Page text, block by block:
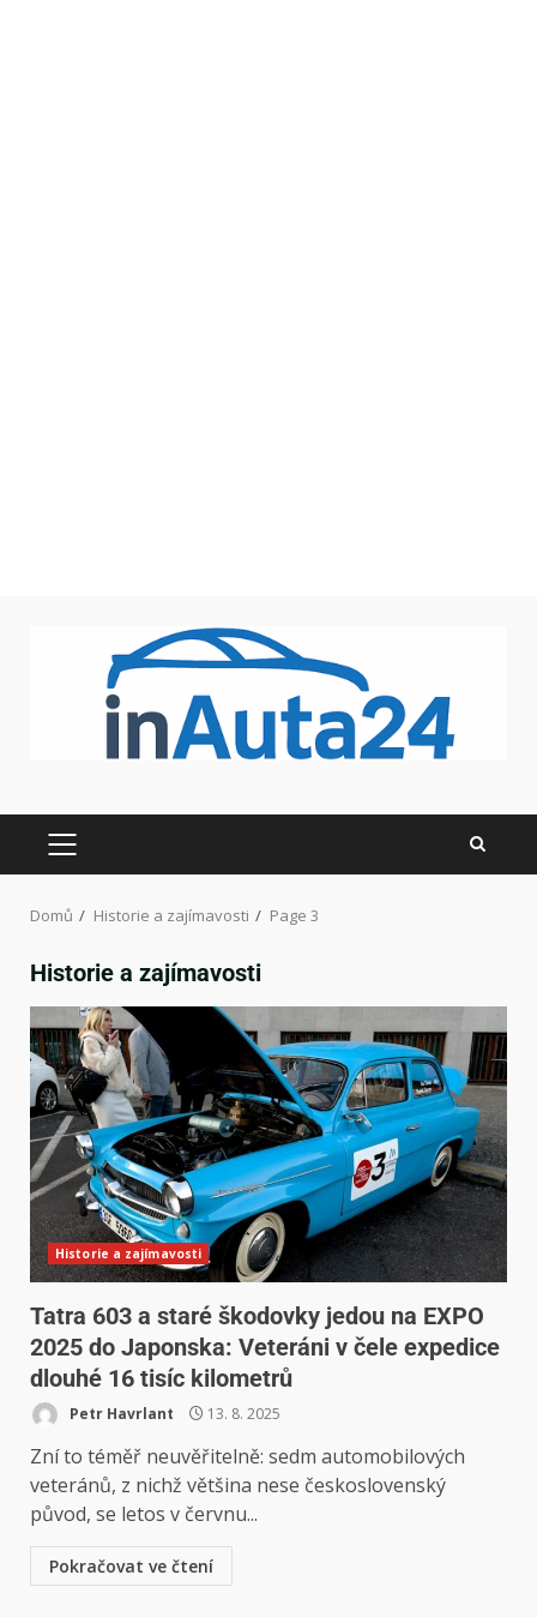
Domů Historie a zajímavosti Page 3
Historie a zajímavosti
Historie a zajímavosti
Tatra 603 a staré škodovky jedou na EXPO
2025 do Japonska: Veteráni v čele expedice
dlouhé 16 tisíc kilometrů
Petr Havrlant 13. 8. 2025
Zní to téměř neuvěřitelně: sedm automobilových
veteránů, z nichž většina nese československý
původ, se letos v červnu...
Pokračovat ve čtení